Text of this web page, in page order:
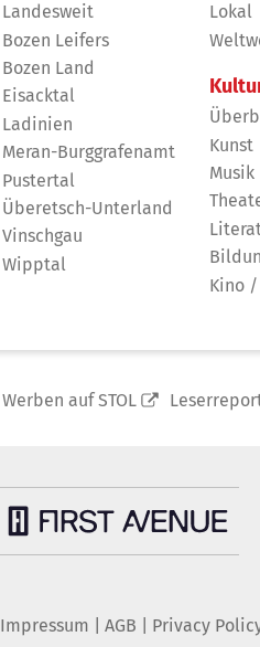
Landesweit
Bozen Leifers
Bozen Land
Eisacktal
Ladinien
Meran-Burggrafenamt
Pustertal
Überetsch-Unterland
Vinschgau
Wipptal
Lokal
Kunst
Musik
Kino /
Werben auf STOL
Impressum AGB Privacy